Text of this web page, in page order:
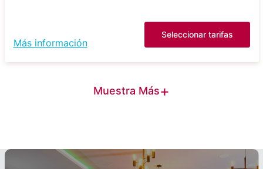
Más información
Seleccionar tarifas
Muestra Más+